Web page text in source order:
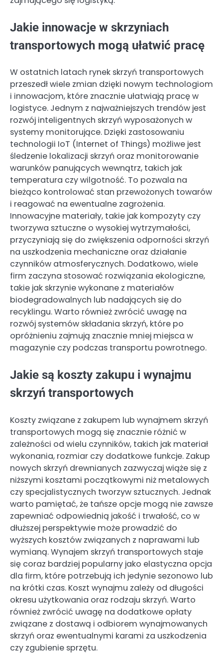
Jakie innowacje w skrzyniach
transportowych mogą ułatwić pracę
W ostatnich latach rynek skrzyń transportowych
przeszedł wiele zmian dzięki nowym technologiom
i innowacjom, które znacznie ułatwiają pracę w
logistyce. Jednym z najważniejszych trendów jest
rozwój inteligentnych skrzyń wyposażonych w
systemy monitorujące. Dzięki zastosowaniu
technologii IoT (Internet of Things) możliwe jest
śledzenie lokalizacji skrzyń oraz monitorowanie
warunków panujących wewnątrz, takich jak
temperatura czy wilgotność. To pozwala na
bieżąco kontrolować stan przewożonych towarów
i reagować na ewentualne zagrożenia.
Innowacyjne materiały, takie jak kompozyty czy
tworzywa sztuczne o wysokiej wytrzymałości,
przyczyniają się do zwiększenia odporności skrzyń
na uszkodzenia mechaniczne oraz działanie
czynników atmosferycznych. Dodatkowo, wiele
firm zaczyna stosować rozwiązania ekologiczne,
takie jak skrzynie wykonane z materiałów
biodegradowalnych lub nadających się do
recyklingu. Warto również zwrócić uwagę na
rozwój systemów składania skrzyń, które po
opróżnieniu zajmują znacznie mniej miejsca w
magazynie czy podczas transportu powrotnego.
Jakie są koszty zakupu i wynajmu
skrzyń transportowych
Koszty związane z zakupem lub wynajmem skrzyń
transportowych mogą się znacznie różnić w
zależności od wielu czynników, takich jak materiał
wykonania, rozmiar czy dodatkowe funkcje. Zakup
nowych skrzyń drewnianych zazwyczaj wiąże się z
niższymi kosztami początkowymi niż metalowych
czy specjalistycznych tworzyw sztucznych. Jednak
warto pamiętać, że tańsze opcje mogą nie zawsze
zapewniać odpowiednią jakość i trwałość, co w
dłuższej perspektywie może prowadzić do
wyższych kosztów związanych z naprawami lub
wymianą. Wynajem skrzyń transportowych staje
się coraz bardziej popularny jako elastyczna opcja
dla firm, które potrzebują ich jedynie sezonowo lub
na krótki czas. Koszt wynajmu zależy od długości
okresu użytkowania oraz rodzaju skrzyń. Warto
również zwrócić uwagę na dodatkowe opłaty
związane z dostawą i odbiorem wynajmowanych
skrzyń oraz ewentualnymi karami za uszkodzenia
czy zgubienie sprzętu.